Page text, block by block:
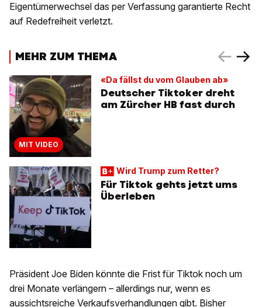
Eigentümerwechsel das per Verfassung garantierte Recht
auf Redefreiheit verletzt.
MEHR ZUM THEMA
MIT VIDEO
«Da fällst du vom Glauben ab»
Deutscher Tiktoker dreht
am Zürcher HB fast durch
Wird Trump zum Retter?
Für Tiktok gehts jetzt ums
Überleben
Präsident Joe Biden könnte die Frist für Tiktok noch um
drei Monate verlängern – allerdings nur, wenn es
aussichtsreiche Verkaufsverhandlungen gibt. Bisher